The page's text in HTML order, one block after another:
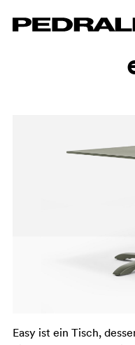
Easy ist ein Tisch,